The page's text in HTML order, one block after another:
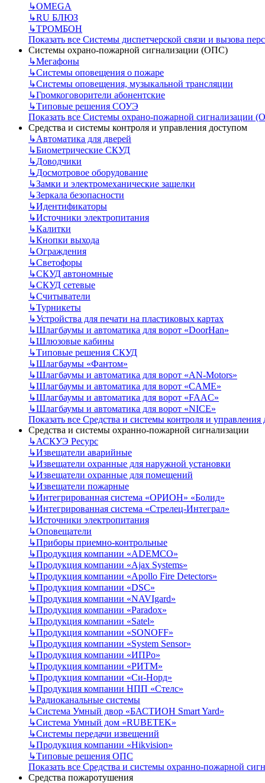
↳OMEGA
↳RU БЛЮЗ
↳ТРОМБОН
Показать все Системы диспетчерской связи и вызова
Системы охрано-пожарной сигнализации (ОПС)
↳Мегафоны
↳Системы оповещения о пожаре
↳Системы оповещения, музыкальной трансляции
↳Громкоговорители абонентские
↳Типовые решения СОУЭ
Показать все Системы охрано-пожарной сигнализации
Средства и системы контроля и управления доступом
↳Автоматика для дверей
↳Биометрические СКУД
↳Доводчики
↳Досмотровое оборудование
↳Замки и электромеханические защелки
↳Зеркала безопасности
↳Идентификаторы
↳Источники электропитания
↳Калитки
↳Кнопки выхода
↳Ограждения
↳Светофоры
↳СКУД автономные
↳СКУД сетевые
↳Считыватели
↳Турникеты
↳Устройства для печати на пластиковых картах
↳Шлагбаумы и автоматика для ворот «DoorHan»
↳Шлюзовые кабины
↳Типовые решения СКУД
↳Шлагбаумы «Фантом»
↳Шлагбаумы и автоматика для ворот «AN-Motors»
↳Шлагбаумы и автоматика для ворот «CAME»
↳Шлагбаумы и автоматика для ворот «FAAC»
↳Шлагбаумы и автоматика для ворот «NICE»
Показать все Средства и системы контроля и управления
Средства и системы охранно-пожарной сигнализации
↳АСКУЭ Ресурс
↳Извещатели аварийные
↳Извещатели охранные для наружной установки
↳Извещатели охранные для помещений
↳Извещатели пожарные
↳Интегрированная система «ОРИОН» «Болид»
↳Интегрированная система «Стрелец-Интеграл»
↳Источники электропитания
↳Оповещатели
↳Приборы приемно-контрольные
↳Продукция компании «ADEMCO»
↳Продукция компании «Ajax Systems»
↳Продукция компании «Apollo Fire Detectors»
↳Продукция компании «DSC»
↳Продукция компании «NAVIgard»
↳Продукция компании «Paradox»
↳Продукция компании «Satel»
↳Продукция компании «SONOFF»
↳Продукция компании «System Sensor»
↳Продукция компании «ИПРо»
↳Продукция компании «РИТМ»
↳Продукция компании «Си-Норд»
↳Продукция компании НПП «Стелс»
↳Радиоканальные системы
↳Система Умный двор «БАСТИОН Smart Yard»
↳Система Умный дом «RUBETEK»
↳Системы передачи извещений
↳Продукция компании «Hikvision»
↳Типовые решения ОПС
Показать все Средства и системы охранно-пожарной
Средства пожаротушения